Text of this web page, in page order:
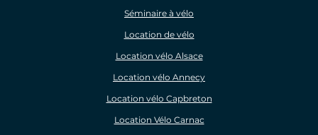
Séminaire à vélo
Location de vélo
Location vélo Alsace
Location vélo Annecy
Location vélo Capbreton
Location Vélo Carnac